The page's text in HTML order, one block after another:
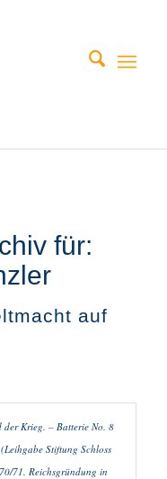
für:
auf
der Krieg. – Batterie No. 8
Stiftung Schloss
71. Reichsgründung in